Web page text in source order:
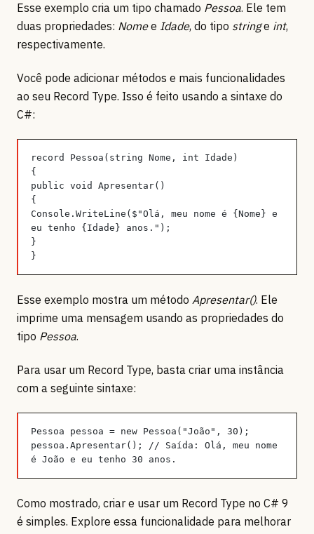
Esse exemplo cria um tipo chamado Pessoa. Ele tem
duas propriedades: Nomee Idade, do tipo stringe int,
respectivamente.
Você pode adicionar métodos e mais funcionalidades
ao seu Record Type. Isso é feito usando a sintaxe do
C#:
record Pessoa(string Nome, int Idade)
{
public void Apresentar()
{
Console.WriteLine($"Olá, meu nome é {Nome} e
eu tenho {Idade} anos.");
}
}
Esse exemplo mostra um método Apresentar(). Ele
imprime uma mensagem usando as propriedades do
tipo Pessoa.
Para usar um Record Type, basta criar uma instância
com a seguinte sintaxe:
Pessoa pessoa = new Pessoa("João", 30);
pessoa.Apresentar(); // Saída: Olá, meu nome
é João e eu tenho 30 anos.
Como mostrado, criar e usar um Record Type no C# 9
é simples. Explore essa funcionalidade para melhorar